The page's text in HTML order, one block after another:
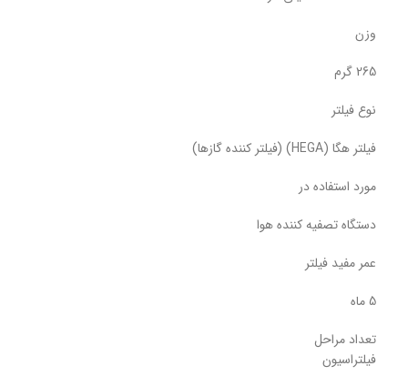
وزن
265 گرم
نوع فیلتر
فیلتر هگا (HEGA) (فیلتر کننده گازها)
مورد استفاده در
دستگاه تصفیه کننده هوا
عمر مفید فیلتر
5 ماه
تعداد مراحل
فیلتراسیون